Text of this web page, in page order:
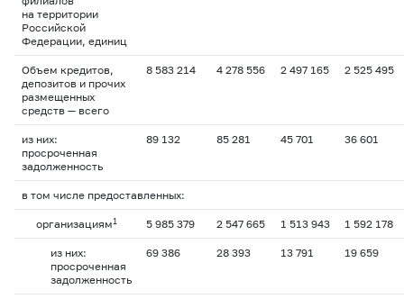
на территории
Российской
Федерации, единиц
Объем кредитов,
депозитов и прочих
размещенных
средств — всего
8 583 214 4 278 556 2 497 165 2 525 495
из них:
просроченная
задолженность
89 132 85 281 45 701 36 601
в том числе предоставленных:
организациям1 5 985 379 2 547 665 1 513 943 1 592 178
из них:
просроченная
задолженность
69 386 28 393 13 791 19 659